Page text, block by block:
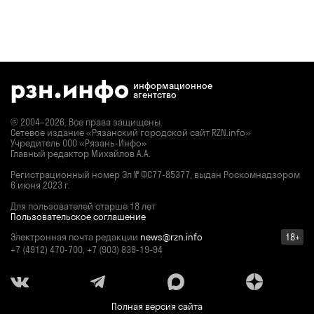
информационное
агентство
© 2004–2026. Все права защищены.
Сетевое издание «Рязанский городской сайт RZN.info»
Учредитель ООО «Рязань-Инфо»
Главный редактор Михайлов А.А.
Регистрационный номер Эл № ФС77-85377, выдан Роскомнадзором
6 июня 2023 г.
Для пользователей старше 18 лет
Пользовательское соглашение
Электронная почта редакции news@rzn.info
18+
+7 (4912) 470-700, +7 (903) 839-19-94
Полная версия сайта